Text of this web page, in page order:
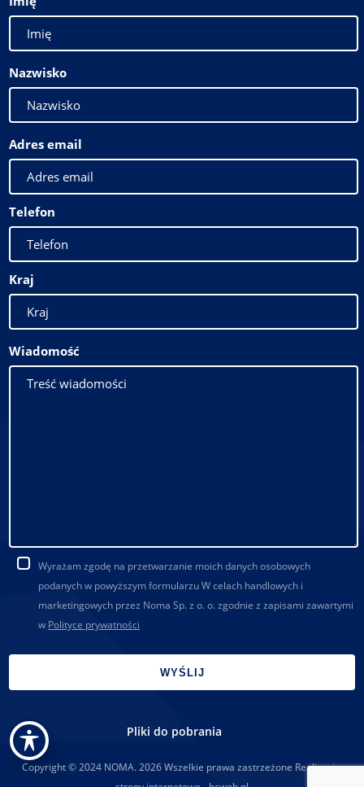
Nazwisko
Adres email
Telefon
Kraj
Wiadomość
Wyrażam zgodę na przetwarzanie moich danych osobowych
podanych w powyższym formularzu W celach handlowych i
marketingowych przez Noma Sp. z o. o. zgodnie z zapisami zawartymi
w Polityce prywatności
Copyright © 2024 NOMA. 2026 Wszelkie prawa zastrzeżone Realizacja:
Pliki do pobrania